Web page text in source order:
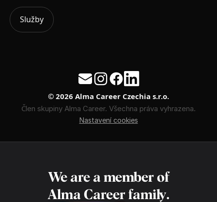
Služby
© 2026 Alma Career Czechia s.r.o.
Člen skupiny Alma Career. Všechna práva vyhrazena.
Nastavení cookies
We are a member of
Alma Career family.